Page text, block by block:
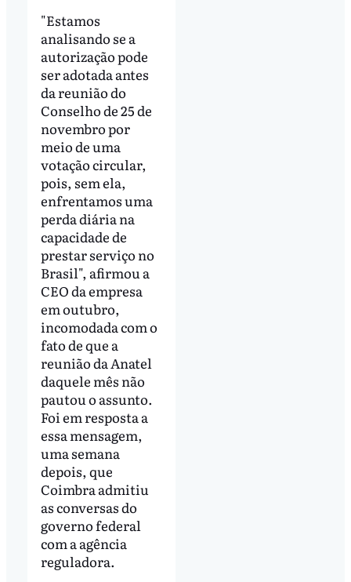
"Estamos
analisando se a
autorização pode
ser adotada antes
da reunião do
Conselho de 25 de
novembro por
meio de uma
votação circular,
pois, sem ela,
enfrentamos uma
perda diária na
capacidade de
prestar serviço no
Brasil", afirmou a
CEO da empresa
em outubro,
incomodada com o
fato de que a
reunião da Anatel
daquele mês não
pautou o assunto.
Foi em resposta a
essa mensagem,
uma semana
depois, que
Coimbra admitiu
as conversas do
governo federal
com a agência
reguladora.